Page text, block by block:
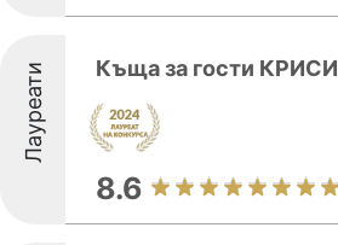
Лауреати Къща за гости КРИСИ
8.6